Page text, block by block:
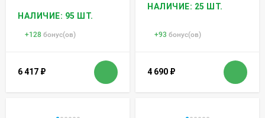
НАЛИЧИЕ: 95 ШТ.
+128 бонус(ов)
6 417 ₽
НАЛИЧИЕ: 25 ШТ.
+93 бонус(ов)
4 690 ₽